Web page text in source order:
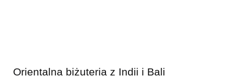
Orientalna biżuteria z Indii i Bali